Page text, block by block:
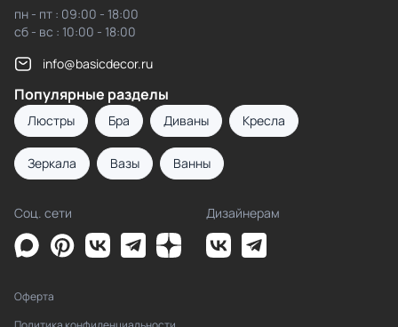
пн - пт : 09:00 - 18:00
сб - вс : 10:00 - 18:00
info@basicdecor.ru
Популярные разделы
Люстры Бра Диваны Кресла
Зеркала Вазы Ванны
Соц. сети Дизайнерам
Оферта